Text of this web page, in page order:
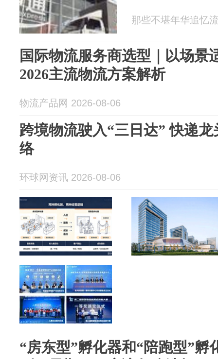
那些不堪年华追忆
国际物流服务商选型｜以场景
2026主流物流方案解析
物流产品网 2026-08-06
跨境物流驶入“三日达” 快递
络
环球网资讯 2026-08-06
“房东型”孵化器和“陪跑型”孵